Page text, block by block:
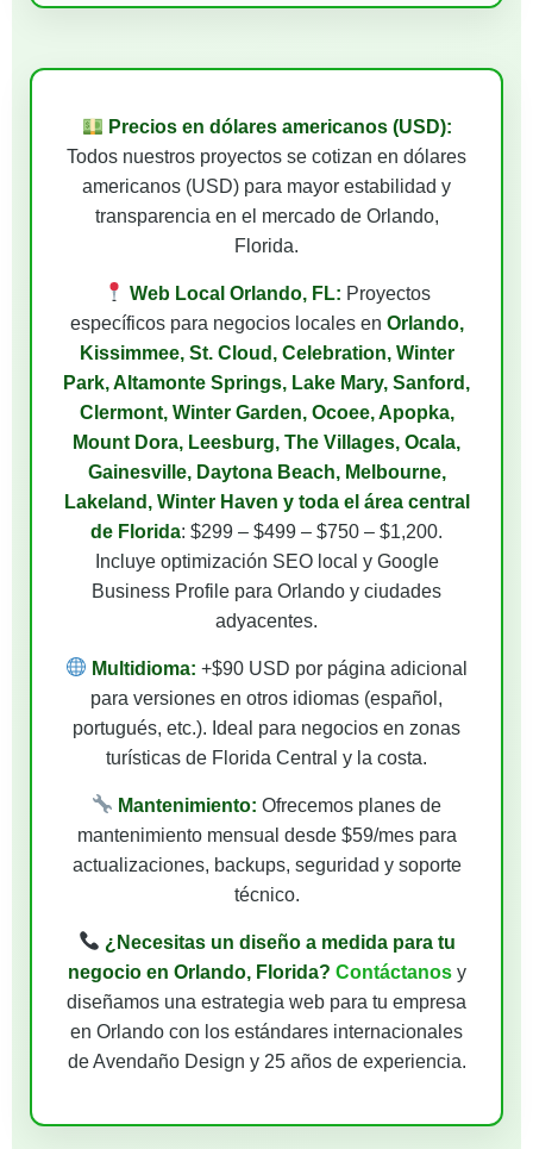
Precios en dólares americanos (USD):
Todos nuestros proyectos se cotizan en dólares
americanos (USD) para mayor estabilidad y
transparencia en el mercado de Orlando,
Florida.
Web Local Orlando, FL: Proyectos
específicos para negocios locales en Orlando,
Kissimmee, St. Cloud, Celebration, Winter
Park, Altamonte Springs, Lake Mary, Sanford,
Clermont, Winter Garden, Ocoee, Apopka,
Mount Dora, Leesburg, The Villages, Ocala,
Gainesville, Daytona Beach, Melbourne,
Lakeland, Winter Haven y toda el área central
de Florida: $299 – $499 – $750 – $1,200.
Incluye optimización SEO local y Google
Business Profile para Orlando y ciudades
adyacentes.
Multidioma: +$90 USD por página adicional
para versiones en otros idiomas (español,
portugués, etc.). Ideal para negocios en zonas
turísticas de Florida Central y la costa.
Mantenimiento: Ofrecemos planes de
mantenimiento mensual desde $59/mes para
actualizaciones, backups, seguridad y soporte
técnico.
¿Necesitas un diseño a medida para tu
negocio en Orlando, Florida? Contáctanosy
diseñamos una estrategia web para tu empresa
en Orlando con los estándares internacionales
de Avendaño Design y 25 años de experiencia.